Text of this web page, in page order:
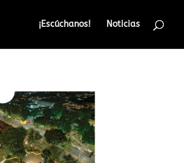
¡Escúchanos! Noticias